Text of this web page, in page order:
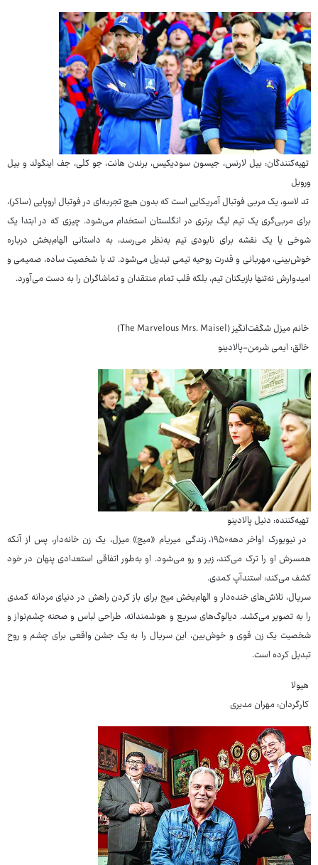
تهیه‌کنندگان: بیل لارنس، جیسون سودیکیس، برندن هانت، جو کلی، جف اینگولد و بیل
وروبل
تد لاسو، یک مربی فوتبال آمریکایی است که بدون هیچ تجربه‌ای در فوتبال اروپایی (ساکر)،
برای مربی‌گری یک تیم لیگ برتری در انگلستان استخدام می‌شود. چیزی که در ابتدا یک
شوخی یا یک نقشه برای نابودی تیم به‌نظر می‌رسد، به داستانی الهام‌بخش درباره
خوش‌بینی، مهربانی و قدرت روحیه تیمی تبدیل می‌شود. تد با شخصیت ساده، صمیمی و
امیدوارش نه‌تنها بازیکنان تیم، بلکه قلب تمام منتقدان و تماشاگران را به دست می‌آورد.
خانم میزل شگفت‌انگیز (The Marvelous Mrs. Maisel)
خالق: ایمی شرمن-پالادینو
تهیه‌کننده: دنیل پالادینو
در نیویورک اواخر دهه۱۹۵۰، زندگی میریام «میج» میزل، یک زن خانه‌دار، پس از آنکه
همسرش او را ترک می‌کند، زیر و رو می‌شود. او به‌طور اتفاقی استعدادی پنهان در خود
کشف می‌کند: استندآپ کمدی.
سریال، تلاش‌های خنده‌دار و الهام‌بخش میج برای باز کردن راهش در دنیای مردانه کمدی
را به تصویر می‌کشد. دیالوگ‌های سریع و هوشمندانه، طراحی لباس و صحنه چشم‌نواز و
شخصیت یک زن قوی و خوش‌بین، این سریال را به یک جشن واقعی برای چشم و روح
تبدیل کرده است.
هیولا
کارگردان: مهران مدیری